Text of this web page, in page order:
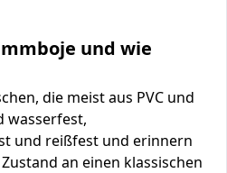
und wie
die meist aus PVC und
wasserfest,
und reißfest und erinnern
an einen klassischen